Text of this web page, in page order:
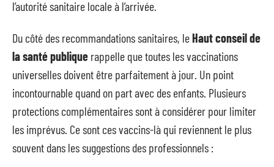
l’autorité sanitaire locale à l’arrivée.
Du côté des recommandations sanitaires, leHaut conseil de
la santé publique rappelle que toutes les vaccinations
universelles doivent être parfaitement à jour. Un point
incontournable quand on part avec des enfants. Plusieurs
protections complémentaires sont à considérer pour limiter
les imprévus. Ce sont ces vaccins-là qui reviennent le plus
souvent dans les suggestions des professionnels :